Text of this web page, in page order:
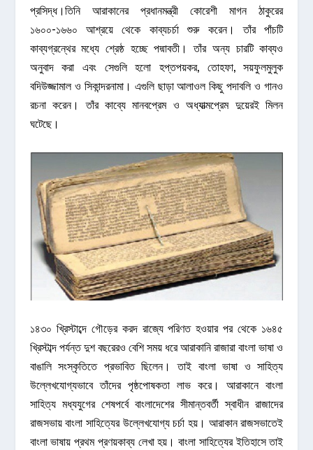
প্রসিদ্ধ।তিনি আরাকানের প্রধানমন্ত্রী কোরেশী মাগন ঠাকুরের
১৬০০-১৬৬০ আশ্রয়ে থেকে কাব্যচর্চা শুরু করেন। তাঁর পাঁচটি
কাব্যগ্রন্থের মধ্যে শ্রেষ্ঠ হচ্ছে পদ্মাবতী। তাঁর অন্য চারটি কাব্যও
অনুবাদ করা এবং সেগুলি হলো হপ্তপয়কর, তোহফা, সয়ফুলমুলুক
বদিউজ্জামাল ও সিকান্দরনামা। এগুলি ছাড়া আলাওল কিছু পদাবলি ও গানও
রচনা করেন। তাঁর কাব্যে মানবপ্রেম ও অধ্যাত্মপ্রেম দুয়েরই মিলন
ঘটেছে।
১৪৩০ খ্রিস্টাব্দে গৌড়ের করদ রাজ্যে পরিণত হওয়ার পর থেকে ১৬৪৫
খ্রিস্টাব্দ পর্যন্ত দুশ বছরেরও বেশি সময় ধরে আরাকানি রাজারা বাংলা ভাষা ও
বাঙালি সংস্কৃতিতে প্রভাবিত ছিলেন। তাই বাংলা ভাষা ও সাহিত্য
উল্লেখযোগ্যভাবে তাঁদের পৃষ্ঠপোষকতা লাভ করে। আরাকানে বাংলা
সাহিত্য মধ্যযুগের শেষপর্বে বাংলাদেশের সীমান্তবর্তী স্বাধীন রাজাদের
রাজসভায় বাংলা সাহিত্যের উল্লেখযোগ্য চর্চা হয়। আরাকান রাজসভাতেই
বাংলা ভাষায় প্রথম প্রণয়কাব্য লেখা হয়। বাংলা সাহিত্যের ইতিহাসে তাই